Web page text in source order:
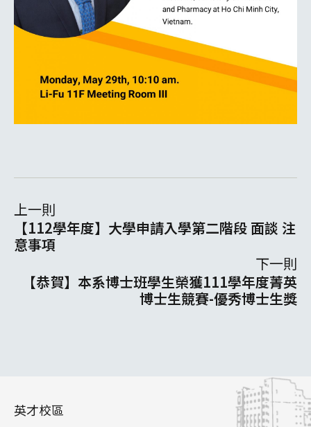
上一則
【112學年度】大學申請入學第二階段 面談 注
意事項
下一則
【恭賀】本系博士班學生榮獲111學年度菁英
博士生競賽-優秀博士生獎
英才校區